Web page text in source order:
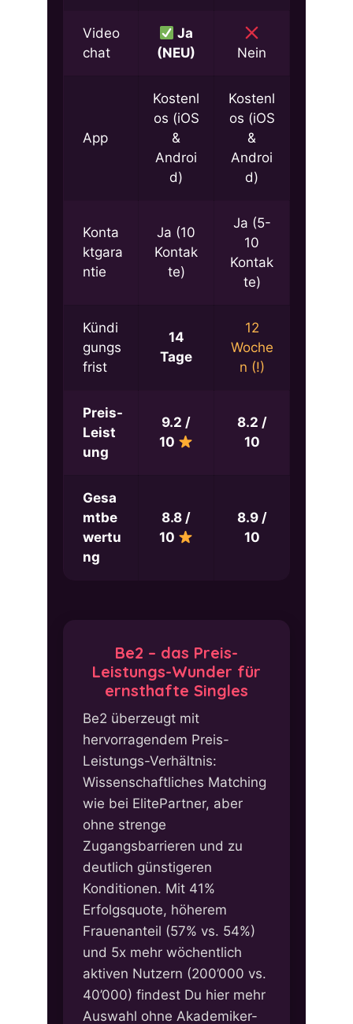
Video
chat
Ja
(NEU)
Nein
App
Kostenl
os (iOS
&
Androi
d)
Kostenl
os (iOS
&
Androi
d)
Konta
ktgara
ntie
Ja (10
Kontak
te)
Ja (5-
10
Kontak
te)
Kündi
gungs
frist
14
Tage
12
Woche
n (!)
Preis-
Leist
ung
9.2 /
10
8.2 /
10
Gesa
mtbe
wertu
ng
8.8 /
10
8.9 /
10
Be2 – das Preis-
Leistungs-Wunder für
ernsthafte Singles
Be2 überzeugt mit
hervorragendem Preis-
Leistungs-Verhältnis:
Wissenschaftliches Matching
wie bei ElitePartner, aber
ohne strenge
Zugangsbarrieren und zu
deutlich günstigeren
Konditionen. Mit 41%
Erfolgsquote, höherem
Frauenanteil (57% vs. 54%)
und 5x mehr wöchentlich
aktiven Nutzern (200’000 vs.
40’000) findest Du hier mehr
Auswahl ohne Akademiker-